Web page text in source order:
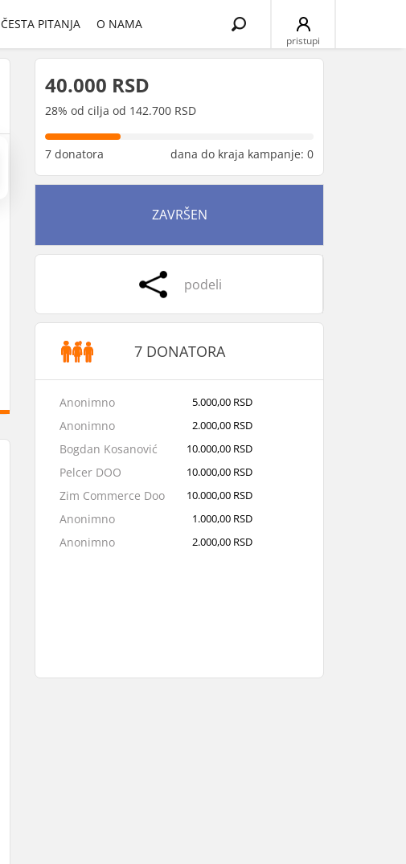
ČESTA PITANJA O NAMA
pristupi
Search
for:
40.000 RSD
28% od cilja od 142.700 RSD
7 donatora dana do kraja kampanje: 0
ZAVRŠEN
podeli
7 DONATORA
Anonimno 5.000,00 RSD
Anonimno 2.000,00 RSD
Bogdan Kosanović 10.000,00 RSD
Pelcer DOO 10.000,00 RSD
Zim Commerce Doo 10.000,00 RSD
Anonimno 1.000,00 RSD
Anonimno 2.000,00 RSD